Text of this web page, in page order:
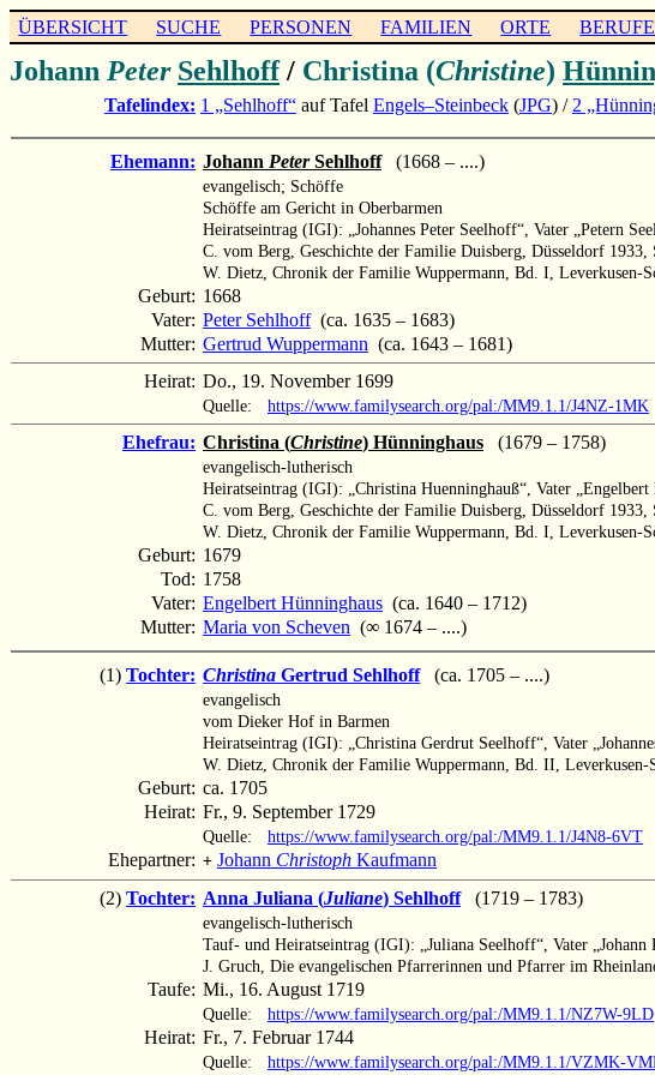
ÜBERSICHT SUCHE PERSONEN FAMILIEN ORTE BERUFE
Johann Peter Sehlhoff / Christina (Christine)
Tafelindex: 1 „Sehlhoff“ auf Tafel Engels–Steinbeck (JPG) / 2
Ehemann: Johann PeterSehlhoff(1668 – ....)
evangelisch; Schöffe
Schöffe am Gericht in Oberbarmen
Heiratseintrag (IGI): „Johannes Peter Seelhoff“, Vater „Petern
C. vom Berg, Geschichte der Familie Duisberg, Düsseldorf 1933,
W. Dietz, Chronik der Familie Wuppermann, Bd. I, Leverkusen-
Geburt: 1668
Vater: Peter Sehlhoff(ca. 1635 – 1683)
Mutter: Gertrud Wuppermann (ca. 1643 – 1681)
Heirat: Do., 19. November 1699
Quelle: https://www.familysearch.org/pal:/MM9.1.1/J4NZ-1MK
Ehefrau: Christina (Christine) Hünninghaus (1679 – 1758)
evangelisch-lutherisch
Heiratseintrag (IGI): „Christina Huenninghauß“, Vater „Engelbert
C. vom Berg, Geschichte der Familie Duisberg, Düsseldorf 1933,
W. Dietz, Chronik der Familie Wuppermann, Bd. I, Leverkusen-
Geburt: 1679
Tod: 1758
Vater: Engelbert Hünninghaus (ca. 1640 – 1712)
Mutter: Maria von Scheven (∞ 1674 – ....)
(1) Tochter: Christina Gertrud Sehlhoff(ca. 1705 – ....)
evangelisch
vom Dieker Hof in Barmen
Heiratseintrag (IGI): „Christina Gerdrut Seelhoff“, Vater
W. Dietz, Chronik der Familie Wuppermann, Bd. II, Leverkusen-
Geburt: ca. 1705
Heirat: Fr., 9. September 1729
Quelle: https://www.familysearch.org/pal:/MM9.1.1/J4N8-6VT
Ehepartner: + Johann Christoph Kaufmann
(2) Tochter: Anna Juliana (Juliane) Sehlhoff(1719 – 1783)
evangelisch-lutherisch
Tauf- und Heiratseintrag (IGI): „Juliana Seelhoff“, Vater „Johann
J. Gruch, Die evangelischen Pfarrerinnen und Pfarrer im
Taufe: Mi., 16. August 1719
Quelle: https://www.familysearch.org/pal:/MM9.1.1/NZ7W-9LD
Heirat: Fr., 7. Februar 1744
Quelle: https://www.familysearch.org/pal:/MM9.1.1/VZMK-